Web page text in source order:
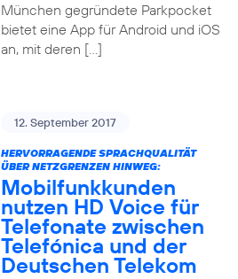
München gegründete Parkpocket
bietet eine App für Android und iOS
an, mit deren […]
12. September 2017
HERVORRAGENDE SPRACHQUALITÄT
ÜBER NETZGRENZEN HINWEG:
Mobilfunkkunden
nutzen HD Voice für
Telefonate zwischen
Telefónica und der
Deutschen Telekom